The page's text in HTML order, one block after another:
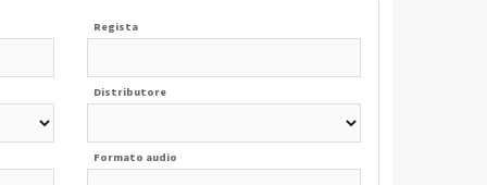
Regista
Distributore
Formato audio